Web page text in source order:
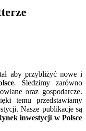
aby przybliżyć nowe i
. Śledzimy zarówno
oraz gospodarcze.
temu przedstawiamy
Nasze publikacje są
inwestycji w Polsce